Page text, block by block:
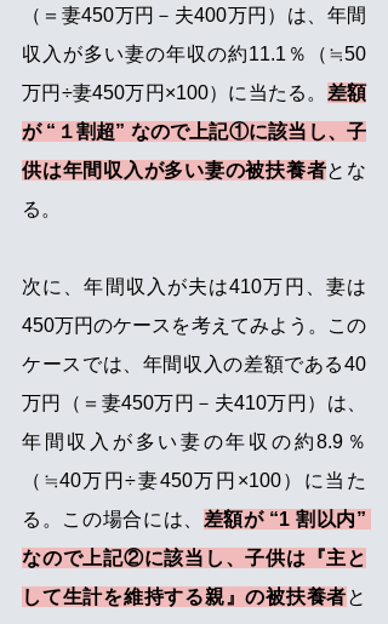
（＝妻450万円－夫400万円）は、年間
収入が多い妻の年収の約11.1％（≒50
万円÷妻450万円×100）に当たる。 差額
が “１割超” なので上記①に該当し、子
供は年間収入が多い妻の被扶養者とな
る。
次に、年間収入が夫は410万円、妻は
450万円のケースを考えてみよう。この
ケースでは、年間収入の差額である40
万円（＝妻450万円－夫410万円）は、
年間収入が多い妻の年収の約8.9％
（≒40万円÷妻450万円×100）に当た
る。この場合には、 差額が “1 割以内”
なので上記②に該当し、子供は『主と
して生計を維持する親』の被扶養者と